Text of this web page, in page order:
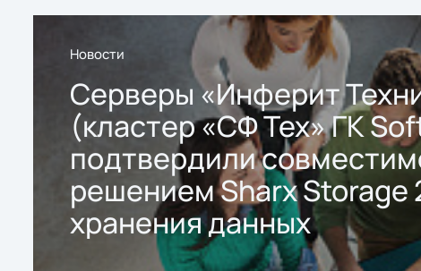
Новости
Серверы «Инферит
(кластер «СФ Тех» ГК
подтвердили
решением Sharx Storage
хранения данных